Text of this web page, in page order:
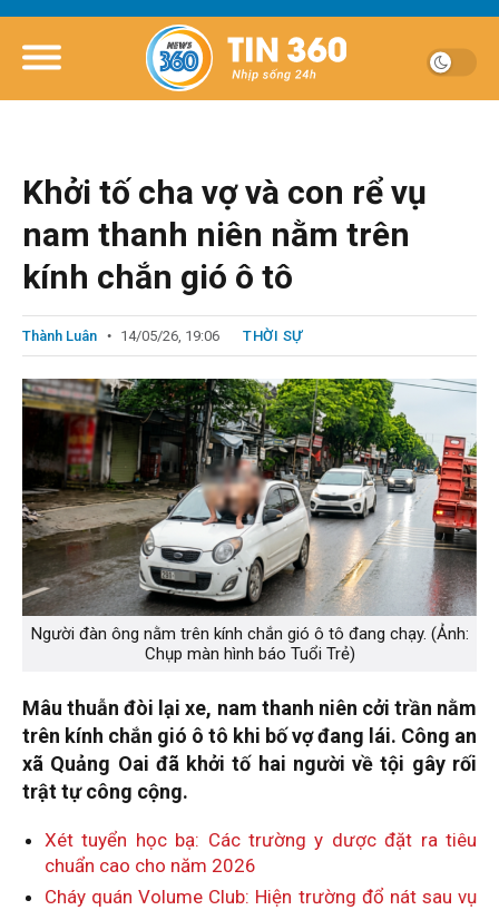
Khởi tố cha vợ và con rể vụ
nam thanh niên nằm trên
kính chắn gió ô tô
Thành Luân 14/05/26, 19:06 THỜI SỰ
Người đàn ông nằm trên kính chắn gió ô tô đang chạy. (Ảnh:
Chụp màn hình báo Tuổi Trẻ)
Mâu thuẫn đòi lại xe, nam thanh niên cởi trần nằm
trên kính chắn gió ô tô khi bố vợ đang lái. Công an
xã Quảng Oai đã khởi tố hai người về tội gây rối
trật tự công cộng.
Xét tuyển học bạ: Các trường y dược đặt ra tiêu
chuẩn cao cho năm 2026
Cháy quán Volume Club: Hiện trường đổ nát sau vụ